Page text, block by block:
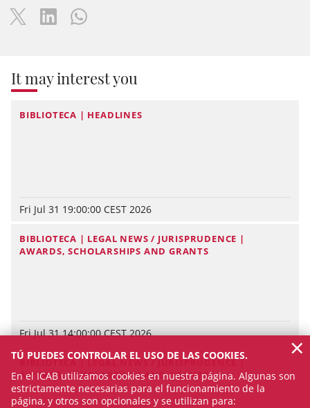
It may interest you
BIBLIOTECA | HEADLINES
Fri Jul 31 19:00:00 CEST 2026
BIBLIOTECA | LEGAL NEWS / JURISPRUDENCE |
AWARDS, SCHOLARSHIPS AND GRANTS
Fri Jul 31 14:00:00 CEST 2026
BIBLIOTECA | LEGAL NEWS / JURISPRUDENCE |
AWARDS, SCHOLARSHIPS AND GRANTS
TÚ PUEDES CONTROLAR EL USO DE LAS COOKIES.
En el ICAB utilizamos cookies en nuestra página. Algunas son
estrictamente necesarias para el funcionamiento de la
página, y otros son opcionales y se utilizan para:
×